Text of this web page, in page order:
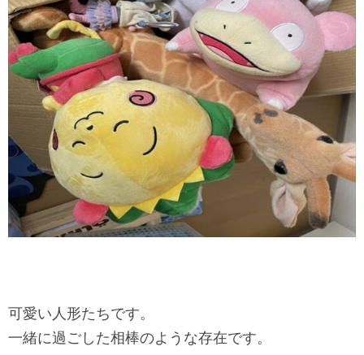
可愛い人形たちです。
一緒に過ごした相棒のような存在です。